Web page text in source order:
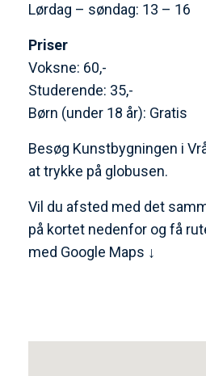
Lørdag – søndag: 13 – 16
Priser
Voksne: 60,-
Studerende: 35,-
Børn (under 18 år): Gratis
Besøg Kunstbygningen i
at trykke på globusen.
Vil du afsted med det
på kortet nedenfor og få
med Google Maps ↓